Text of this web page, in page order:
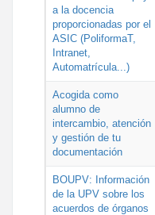
a la docencia
proporcionadas por el
ASIC (PoliformaT,
Intranet,
Automatrícula...)
Acogida como
alumno de
intercambio, atención
y gestión de tu
documentación
BOUPV: Información
de la UPV sobre los
acuerdos de órganos